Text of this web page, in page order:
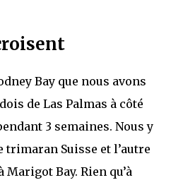
Bay que nous avons
de Las Palmas à côté
3 semaines. Nous y
trimaran Suisse et l’autre
Bay. Rien qu’à